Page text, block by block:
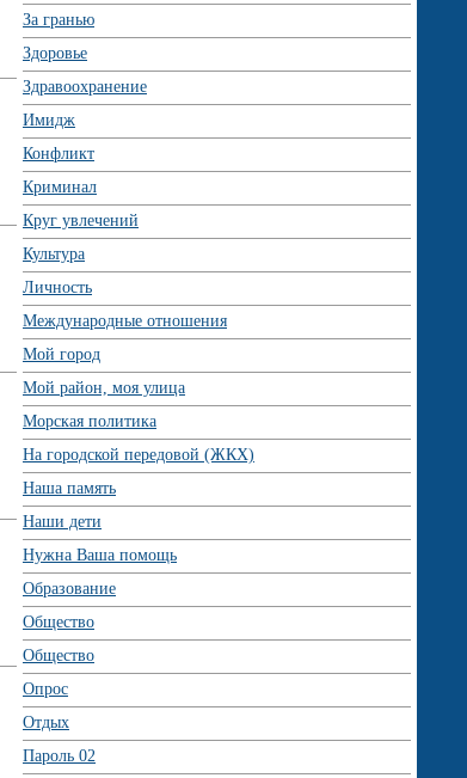
За гранью
Здоровье
Здравоохранение
Имидж
Конфликт
Криминал
Круг увлечений
Культура
Личность
Международные отношения
Мой город
Мой район, моя улица
Морская политика
На городской передовой (ЖКХ)
Наша память
Наши дети
Нужна Ваша помощь
Образование
Общество
Общество
Опрос
Отдых
Пароль 02